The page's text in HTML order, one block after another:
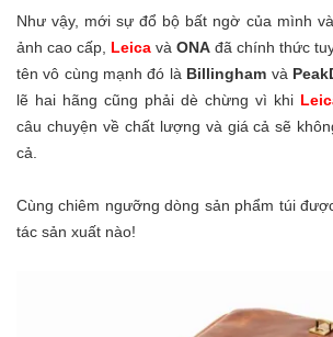
Như vậy, mới sự đổ bộ bất ngờ của mình
ảnh cao cấp, Leica và ONA đã chính thức
tên vô cùng mạnh đó là Billingham và
lẽ hai hãng cũng phải dè chừng vì khi
câu chuyện về chất lượng và giá cả sẽ
cả.
Cùng chiêm ngưỡng dòng sản phẩm túi
tác sản xuất nào!